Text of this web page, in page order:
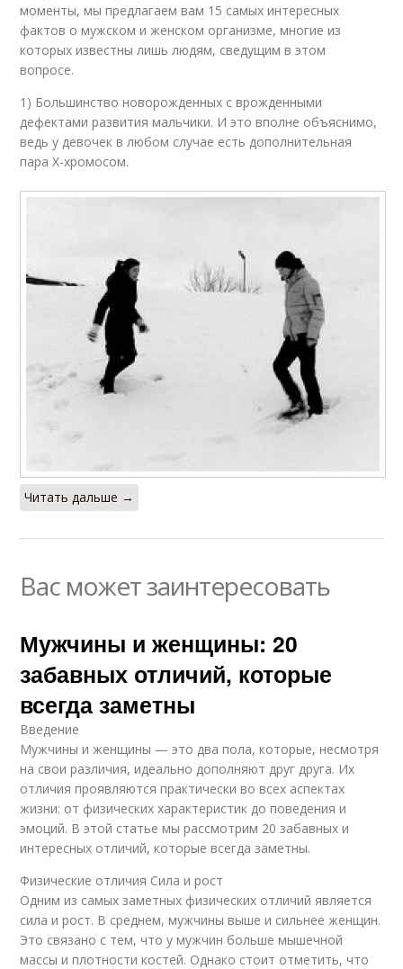
моменты, мы предлагаем вам 15 самых интересных
фактов о мужском и женском организме, многие из
которых известны лишь людям, сведущим в этом
вопросе.
1) Большинство новорожденных с врожденными
дефектами развития мальчики. И это вполне объяснимо,
ведь у девочек в любом случае есть дополнительная
пара X-хромосом.
Читать дальше →
Вас может заинтересовать
Мужчины и женщины: 20
забавных отличий, которые
всегда заметны
Введение
Мужчины и женщины — это два пола, которые, несмотря
на свои различия, идеально дополняют друг друга. Их
отличия проявляются практически во всех аспектах
жизни: от физических характеристик до поведения и
эмоций. В этой статье мы рассмотрим 20 забавных и
интересных отличий, которые всегда заметны.
Физические отличия Сила и рост
Одним из самых заметных физических отличий является
сила и рост. В среднем, мужчины выше и сильнее женщин.
Это связано с тем, что у мужчин больше мышечной
массы и плотности костей. Однако стоит отметить, что